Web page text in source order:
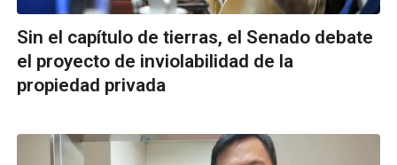
Sin el capítulo de tierras, el Senado debate
el proyecto de inviolabilidad de la
propiedad privada